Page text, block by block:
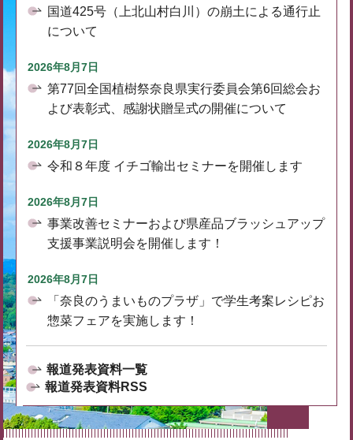
国道425号（上北山村白川）の崩土による通行止
について
2026年8月7日
第77回全国植樹祭奈良県実行委員会第6回総会お
よび表彰式、感謝状贈呈式の開催について
2026年8月7日
令和８年度 イチゴ輸出セミナーを開催します
2026年8月7日
事業改善セミナーおよび県産品ブラッシュアップ
支援事業説明会を開催します！
2026年8月7日
「奈良のうまいものプラザ」で学生考案レシピお
惣菜フェアを実施します！
報道発表資料一覧
報道発表資料RSS